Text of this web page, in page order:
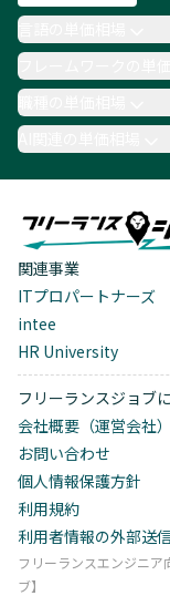
職種の単価相場
AI関連の単価相場
関連事業
ITプロパートナーズ
intee
HR University
フリーランスジョブ
会社概要（運営会社）
お問い合わせ
個人情報保護方針
利用規約
利用者情報の外部送
フリーランスエンジニア
ブ】